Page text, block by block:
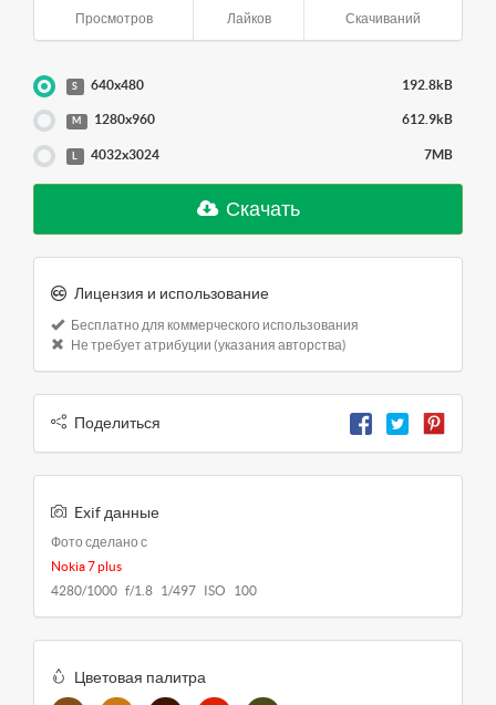
Просмотров Лайков Скачиваний
S 640x480 192.8kB
M 1280x960 612.9kB
4032x3024 7MB
Скачать
Лицензия и использование
Бесплатно для коммерческого использования
Не требует атрибуции (указания авторства)
Поделиться
Exif данные
Фото сделано с
Nokia 7 plus
4280/1000 f/1.8 1/497 ISO 100
Цветовая палитра